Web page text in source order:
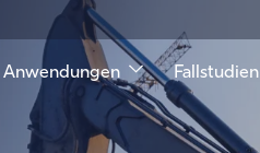
Anwendungen Fallstudien